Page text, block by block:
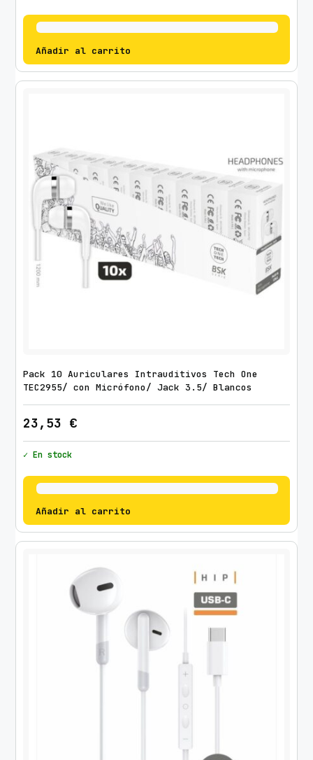
Añadir al carrito
Pack 10 Auriculares Intrauditivos Tech One
TEC2955/ con Micrófono/ Jack 3.5/ Blancos
23,53 €
✓ En stock
Añadir al carrito